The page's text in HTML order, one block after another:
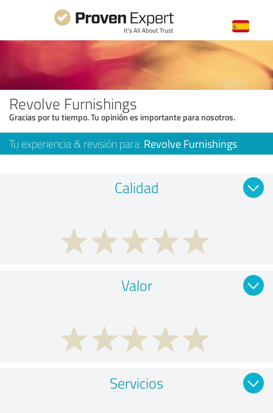
Revolve Furnishings
Gracias por tu tiempo. Tu opinión es importante para nosotros.
Tu experiencia & revisión para: Revolve Furnishings
Calidad
Valor
Servicios